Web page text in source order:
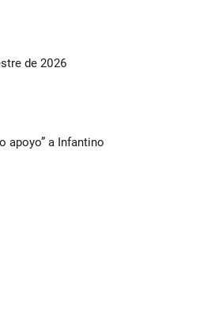
de 2026
apoyo” a Infantino